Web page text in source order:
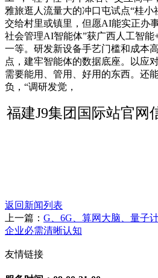
雅旅逛人流量大的冲口屯试点“桂小
交给村里或镇里，但愿AI能实正办
社会管理AI智能体”获广西人工智能
一等。研发新设备手艺门槛和成本
点，建牢智能体的数据底座。以应
需要能用、管用、好用的东西。还
负，“调研发觉，
福建J9集团国际站官网
返回新闻列表
上一篇： G、6G、算网大脑、量子
企业必需清晰认知
友情链接